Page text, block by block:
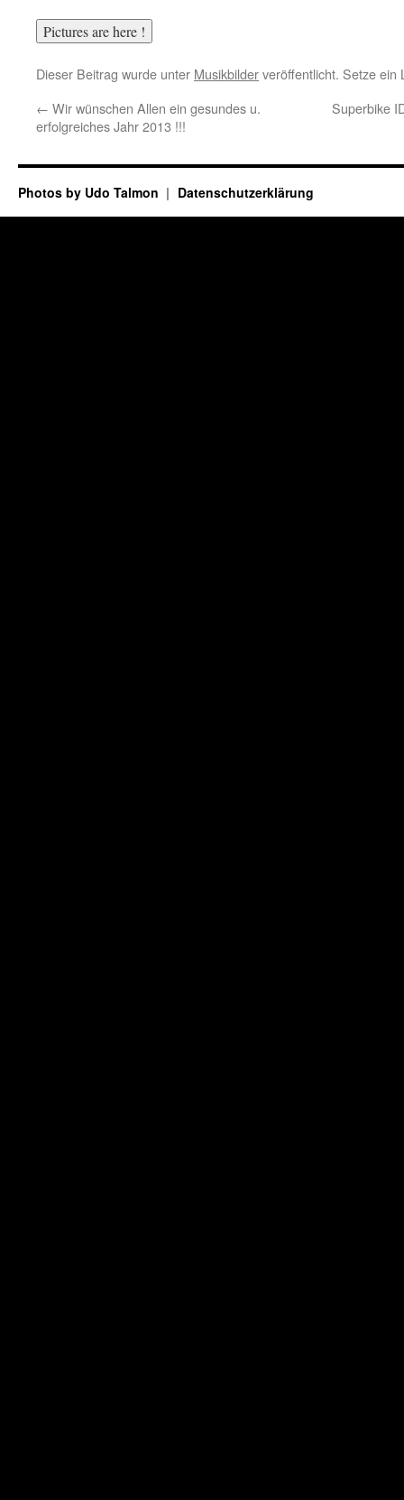
Dieser Beitrag wurde unter Musikbilderveröffentlicht. Setze
← Wir wünschen Allen ein gesundes u.
erfolgreiches Jahr 2013 !!!
Superbike
Photos by Udo Talmon Datenschutzerklärung